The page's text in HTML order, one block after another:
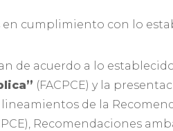
cumplimiento con lo
de acuerdo a lo
(FACPCE) y la
de la
Recomendaciones